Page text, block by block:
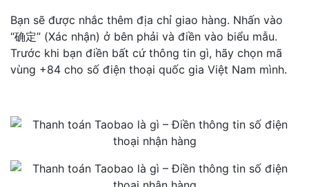
Bạn sẽ được nhắc thêm địa chỉ giao hàng. Nhấn vào
“确定” (Xác nhận) ở bên phải và điền vào biểu mẫu.
Trước khi bạn điền bất cứ thông tin gì, hãy chọn mã
vùng +84 cho số điện thoại quốc gia Việt Nam mình.